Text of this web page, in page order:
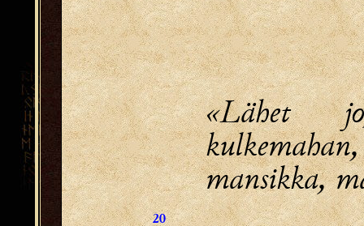
20
«Lähet
kulkemahan,
mansikka,